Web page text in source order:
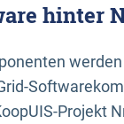
hinter
Projekt